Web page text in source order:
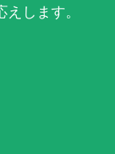
します。